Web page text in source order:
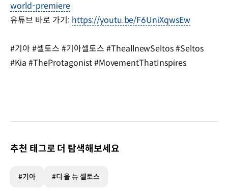
world-premiere
유튜브 바로 가기: https://youtu.be/F6UniXqwsEw
#기아 #셀토스 #기아셀토스 #TheallnewSeltos #Seltos
#Kia #TheProtagonist #MovementThatInspires
추천 태그로 더 탐색해보세요
#기아 #디 올 뉴 셀토스